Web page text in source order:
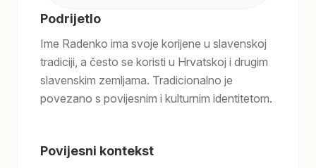
Podrijetlo
Ime Radenko ima svoje korijene u slavenskoj
tradiciji, a često se koristi u Hrvatskoj i drugim
slavenskim zemljama. Tradicionalno je
povezano s povijesnim i kulturnim identitetom.
Povijesni kontekst